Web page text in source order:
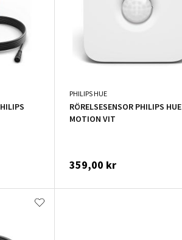
PHILIPS HUE
RÖRELSESENSOR PHILIPS HUE
MOTION VIT
359,00 kr